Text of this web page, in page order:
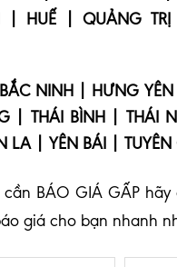
| HUẾ | QUẢNG
NINH | HƯNG
| THÁI BÌNH | THÁI
| YÊN BÁI | TUYÊN
BÁO GIÁ GẤP
giá cho bạn nhanh